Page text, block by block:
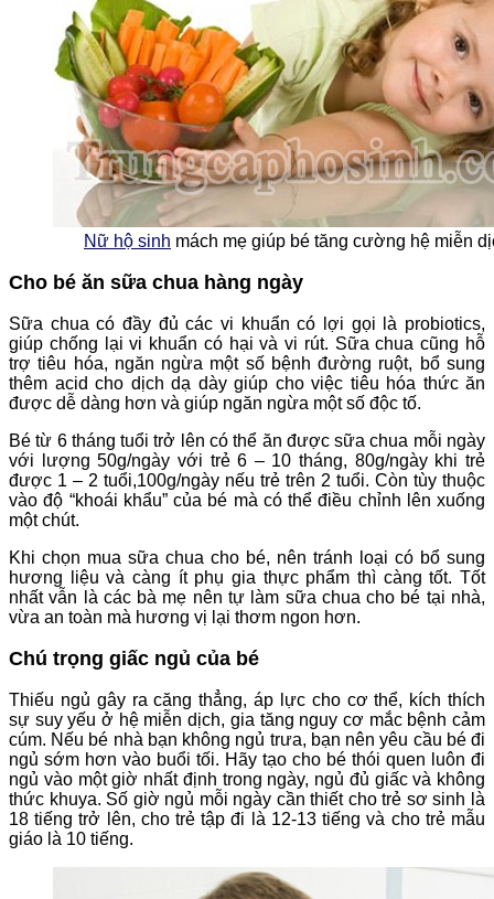
Nữ hộ sinh mách mẹ giúp bé tăng cường hệ miễn
Cho bé ăn sữa chua hàng ngày
Sữa chua có đầy đủ các vi khuẩn có lợi gọi là probiotics,
giúp chống lại vi khuẩn có hại và vi rút. Sữa chua cũng hỗ
trợ tiêu hóa, ngăn ngừa một số bệnh đường ruột, bổ sung
thêm acid cho dịch dạ dày giúp cho việc tiêu hóa thức ăn
được dễ dàng hơn và giúp ngăn ngừa một số độc tố.
Bé từ 6 tháng tuổi trở lên có thể ăn được sữa chua mỗi ngày
với lượng 50g/ngày với trẻ 6 – 10 tháng, 80g/ngày khi trẻ
được 1 – 2 tuổi,100g/ngày nếu trẻ trên 2 tuổi. Còn tùy thuộc
vào độ “khoái khẩu” của bé mà có thể điều chỉnh lên xuống
một chút.
Khi chọn mua sữa chua cho bé, nên tránh loại có bổ sung
hương liệu và càng ít phụ gia thực phẩm thì càng tốt. Tốt
nhất vẫn là các bà mẹ nên tự làm sữa chua cho bé tại nhà,
vừa an toàn mà hương vị lại thơm ngon hơn.
Chú trọng giấc ngủ của bé
Thiếu ngủ gây ra căng thẳng, áp lực cho cơ thể, kích thích
sự suy yếu ở hệ miễn dịch, gia tăng nguy cơ mắc bệnh cảm
cúm. Nếu bé nhà bạn không ngủ trưa, bạn nên yêu cầu bé đi
ngủ sớm hơn vào buổi tối. Hãy tạo cho bé thói quen luôn đi
ngủ vào một giờ nhất định trong ngày, ngủ đủ giấc và không
thức khuya. Số giờ ngủ mỗi ngày cần thiết cho trẻ sơ sinh là
18 tiếng trở lên, cho trẻ tập đi là 12-13 tiếng và cho trẻ mẫu
giáo là 10 tiếng.